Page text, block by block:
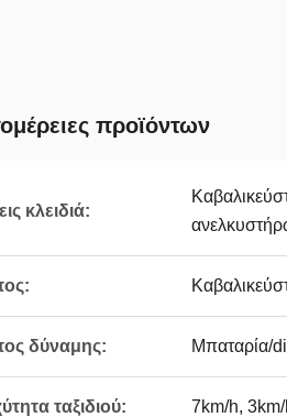
προϊόντων
κλειδιά:
δύναμης: Μπαταρία/
ταξιδιού: 7km/h,